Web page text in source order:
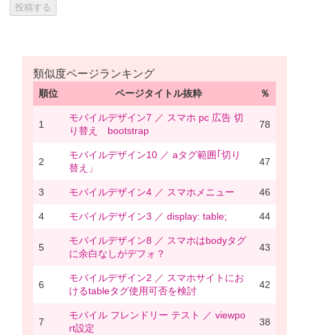
類似度ページランキング
順位 ページタイトル抜粋 ％
1
モバイルデザイン7 ／ スマホ pc 広告 切
り替え bootstrap
78
2
モバイルデザイン10 ／ aタグ範囲｢切り
替え」
47
3 モバイルデザイン4 ／ スマホメニュー 46
4 モバイルデザイン3 ／ display: table; 44
5
モバイルデザイン8 ／ スマホはbodyタグ
に余白なしがデフォ？
43
6
モバイルデザイン2 ／ スマホサイトにお
けるtableタグ使用可否を検討
42
7
モバイル フレンドリー テスト ／ viewpo
rt設定
38